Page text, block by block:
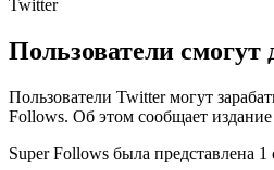
Twitter
Пользователи смогут
Пользователи Twitter могут
Follows. Об этом сообщает издание
Super Follows была представлена